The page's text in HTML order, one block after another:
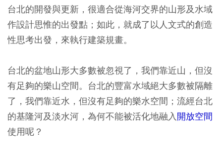
台北的開發與更新，很適合從海河交界的山形及水域
作設計思惟的出發點；如此，就成了以人文式的創造
性思考出發，來執行建築規畫。
台北的盆地山形大多數被忽視了，我們靠近山，但沒
有足夠的樂山空間。台北的豐富水域絕大多數被隔離
了，我們靠近水，但沒有足夠的樂水空間；流經台北
的基隆河及淡水河，為何不能被活化地融入開放空間
使用呢？